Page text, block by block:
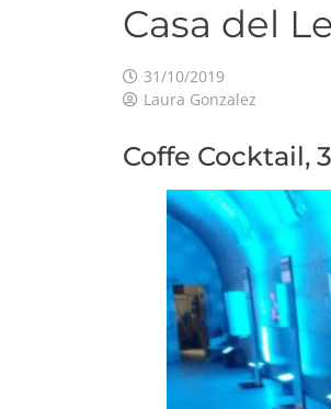
Casa del
31/10/2019
Laura Gonzalez
Coffe Cocktail,